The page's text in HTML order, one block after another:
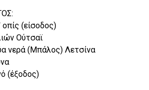
οπίς (είσοδος)
Ούτσαϊ
νερά (Μπάλος) Λετσίνα
(έξοδος)